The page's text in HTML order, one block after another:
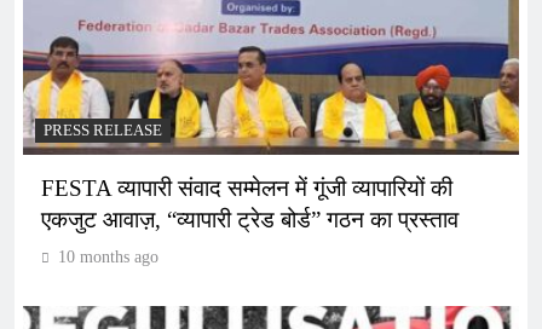
PRESS RELEASE
FESTA व्यापारी संवाद सम्मेलन में गूंजी व्यापारियों की
एकजुट आवाज़, “व्यापारी ट्रेड बोर्ड” गठन का प्रस्ताव
10 months ago